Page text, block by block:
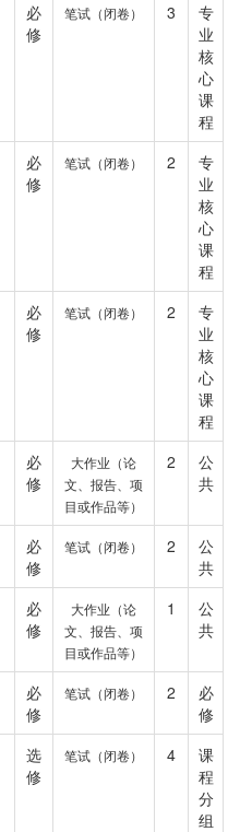
必
修
笔试（闭卷） 3
专
业
核
心
课
程
必
修
笔试（闭卷） 2
专
业
核
心
课
程
必
修
笔试（闭卷） 2
专
业
核
心
课
程
必
修
大作业（论
文、报告、项
目或作品等）
2
公
共
必
修
笔试（闭卷） 2
公
共
必
修
大作业（论
文、报告、项
目或作品等）
1
公
共
必
修
笔试（闭卷） 2
必
修
选
修
笔试（闭卷） 4
课
程
分
组